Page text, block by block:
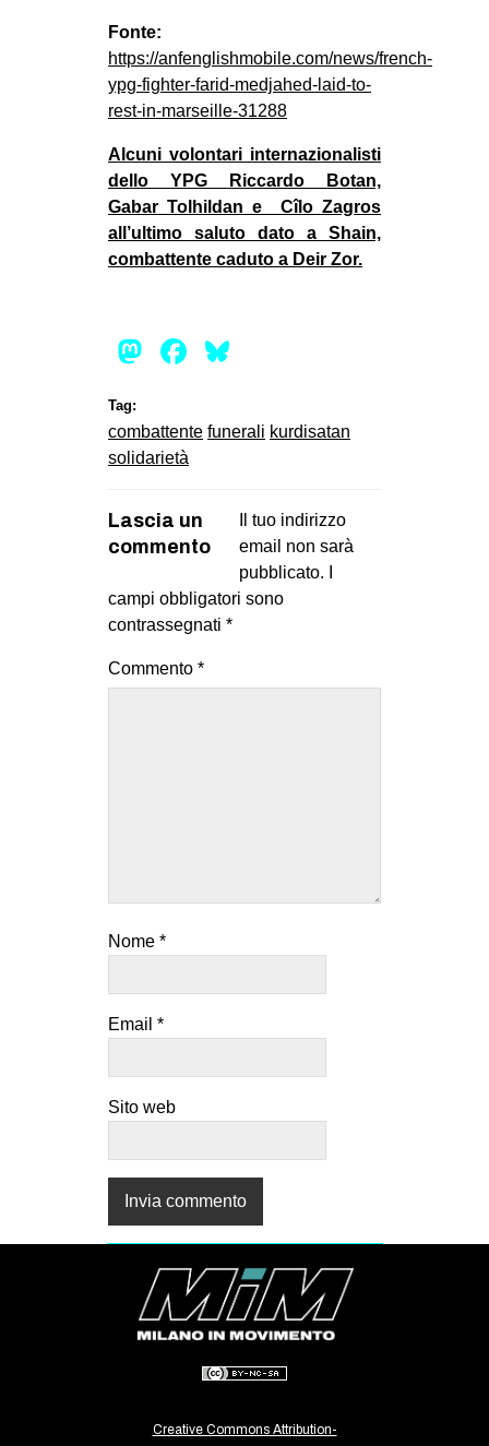
Fonte:
https://anfenglishmobile.com/news/french-
ypg-fighter-farid-medjahed-laid-to-
rest-in-marseille-31288
Alcuni volontari internazionalisti
dello YPG Riccardo Botan,
Gabar Tolhildan e Cîlo Zagros
all’ultimo saluto dato a Shain,
combattente caduto a Deir Zor.
Mastodon
Facebook
Tag:
combattente funerali kurdisatan
solidarietà
Lascia un
commento
Il tuo indirizzo
email non sarà
pubblicato.
campi obbligatori sono
contrassegnati *
Commento *
Nome *
Email *
Sito web
Creative Commons Attribution-